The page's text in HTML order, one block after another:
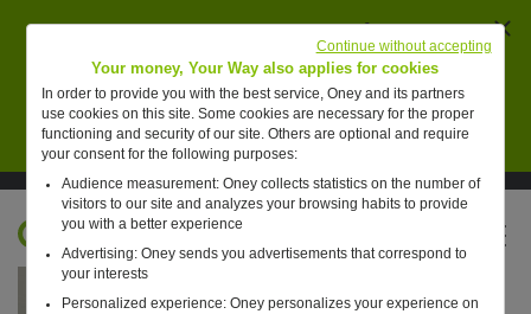
pour des collaborateurs de Oney pour vendre de
faux placements financiers.
En savoir plus
Suivre Oney sur LinkedIn
Suivre Oney sur YouTubeVoir les articles #oneday
Retour à l'accueil ?
Your money, Your Way also applies for cookies
In order to provide you with the best service, Oney and its partners
use cookies on this site. Some cookies are necessary for the proper
functioning and security of our site. Others are optional and require
your consent for the following purposes:
Audience measurement: Oney collects statistics on the number of
visitors to our site and analyzes your browsing habits to provide
you with a better experience
Advertising: Oney sends you advertisements that correspond to
your interests
Personalized experience: Oney personalizes your experience on
Continue without accepting